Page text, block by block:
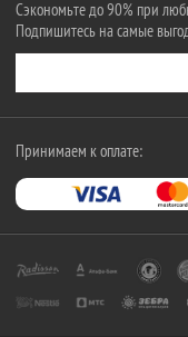
Сэкономьте до 90% при
Подпишитесь на самые
Принимаем к оплате: